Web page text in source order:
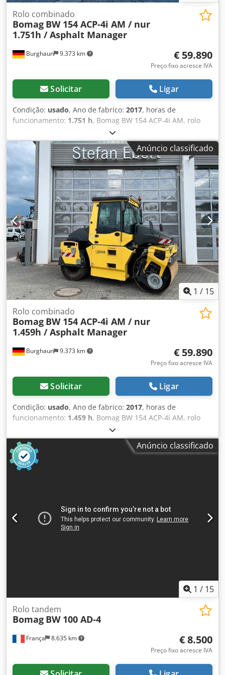
Burghaun 9.373 km
Rolo combinado
Bomag BW 154 ACP-4i AM / nur
1.751h / Asphalt Manager
€ 59.890
Preço fixo acresce IVA
Solicitar Ligar
Condição: usado, Ano de fabrico: 2017, horas de
funcionamento: 1.751 h, Bomag BW 154 ACP-4i AM, rolo
compactador combinado, ano de fabricação: 2017, horas
de operação: apenas 1.751 horas, motor: Kubota [55,4
kW/75 CV], Asphalt Manager 2, cortador de asfalto em
ambos os lados, peso: 7.400 kg, tambor com revestimento
liso, em bom estado, pronto para uso imediato. Se desejar,
apresentamos uma proposta de leasing ou financiamento.
O Sr. Mihm (tel. ) terá todo o prazer em ajudá-lo. Para mais
informações, consulte o nosso site. Salvo erro e omissão,
bem como venda prévia! Crjdpfx Aozq Tztjipef Aluguer
possível. = Mais informações = Contacte Tobias Ebert para
obter mais informações.
Anúncio classificado
1 / 15
Burghaun 9.373 km
Rolo combinado
Bomag BW 154 ACP-4i AM / nur
1.459h / Asphalt Manager
€ 59.890
Preço fixo acresce IVA
Solicitar Ligar
Condição: usado, Ano de fabrico: 2017, horas de
funcionamento: 1.459 h, Bomag BW 154 ACP-4i AM, rolo
vibratório combinado, ano de fabricação: 2017, horas de
operação: apenas 1.459h, motor: Kubota [55,4 kW/75 cv],
Asphalt Manager 2, cortador de asfalto do lado direito,
peso: 7.400 kg, tambor com revestimento liso, em bom
estado, pronto para uso imediato. Cedpjzq Tzmjfx Aiporf
nosso site. Salvo erros e vendas prévias! Aluguel possível.
= Mais informações = Entre em contato com Tobias Ebert
para obter mais informações.
Anúncio classificado
1 / 15
França 8.635 km
Rolo tandem
Bomag BW 100 AD-4
€ 8.500
Preço fixo acresce IVA